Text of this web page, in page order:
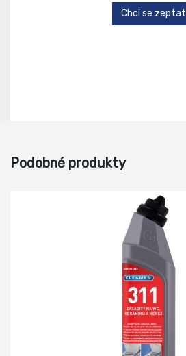
Chci se zeptat
Podobné produkty